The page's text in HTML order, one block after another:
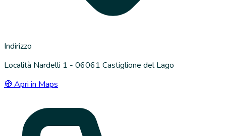
Indirizzo
Località Nardelli 1 - 06061 Castiglione del Lago
🧭 Apri in Maps